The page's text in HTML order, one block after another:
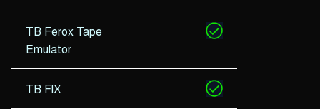
TB Ferox Tape
Emulator
TB FlX